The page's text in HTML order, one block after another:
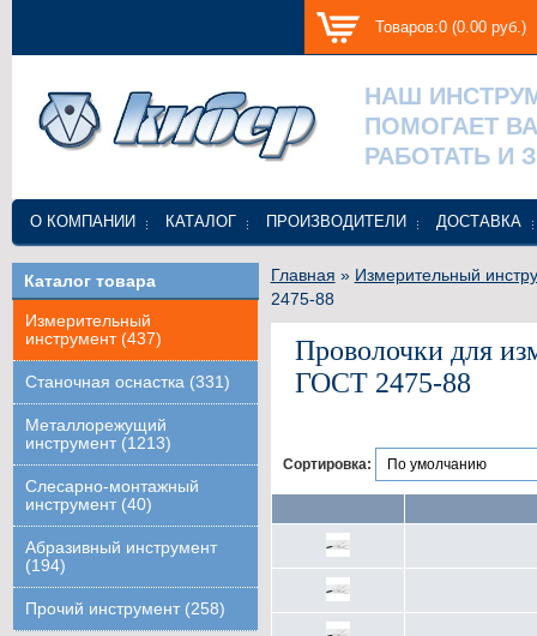
Товаров:0 (0.00 руб.)
НАШ
ПОМОГАЕТ
РАБОТАТЬ И
О КОМПАНИИ КАТАЛОГ ПРОИЗВОДИТЕЛИ ДОСТАВКА
Каталог товара
Измерительный
инструмент (437)
Станочная оснастка (331)
Металлорежущий
инструмент (1213)
Слесарно-монтажный
инструмент (40)
Абразивный инструмент
(194)
Прочий инструмент (258)
Главная » Измерительный
2475-88
Проволочки для
ГОСТ 2475-88
Сортировка: